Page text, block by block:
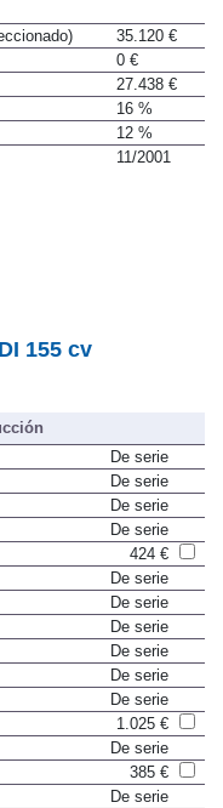
35.120 €
0 €
27.438 €
16 %
12 %
11/2001
155 cv
De serie
De serie
De serie
De serie
424 €
De serie
De serie
De serie
De serie
De serie
De serie
1.025 €
De serie
385 €
De serie